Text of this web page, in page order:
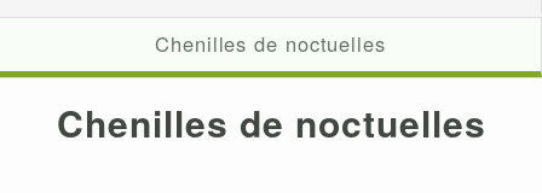
Chenilles de noctuelles
Chenilles de noctuelles